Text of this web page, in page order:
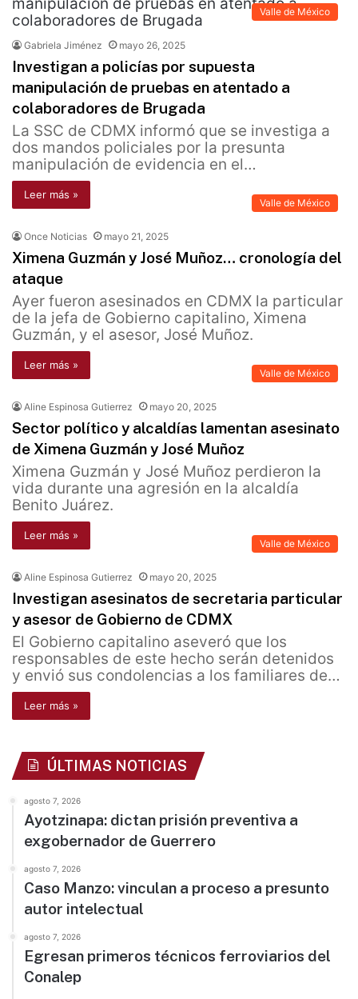
Valle de México
Gabriela Jiménez mayo 26, 2025
Investigan a policías por supuesta
manipulación de pruebas en atentado a
colaboradores de Brugada
La SSC de CDMX informó que se investiga a
dos mandos policiales por la presunta
manipulación de evidencia en el…
Leer más »
Valle de México
Once Noticias mayo 21, 2025
Ximena Guzmán y José Muñoz… cronología del
ataque
Ayer fueron asesinados en CDMX la particular
de la jefa de Gobierno capitalino, Ximena
Guzmán, y el asesor, José Muñoz.
Leer más »
Valle de México
Aline Espinosa Gutierrez mayo 20, 2025
Sector político y alcaldías lamentan asesinato
de Ximena Guzmán y José Muñoz
Ximena Guzmán y José Muñoz perdieron la
vida durante una agresión en la alcaldía
Benito Juárez.
Leer más »
Valle de México
Aline Espinosa Gutierrez mayo 20, 2025
Investigan asesinatos de secretaria particular
y asesor de Gobierno de CDMX
El Gobierno capitalino aseveró que los
responsables de este hecho serán detenidos
y envió sus condolencias a los familiares de…
Leer más »
ÚLTIMAS NOTICIAS
agosto 7, 2026
Ayotzinapa: dictan prisión preventiva a
exgobernador de Guerrero
agosto 7, 2026
Caso Manzo: vinculan a proceso a presunto
autor intelectual
agosto 7, 2026
Egresan primeros técnicos ferroviarios del
Conalep